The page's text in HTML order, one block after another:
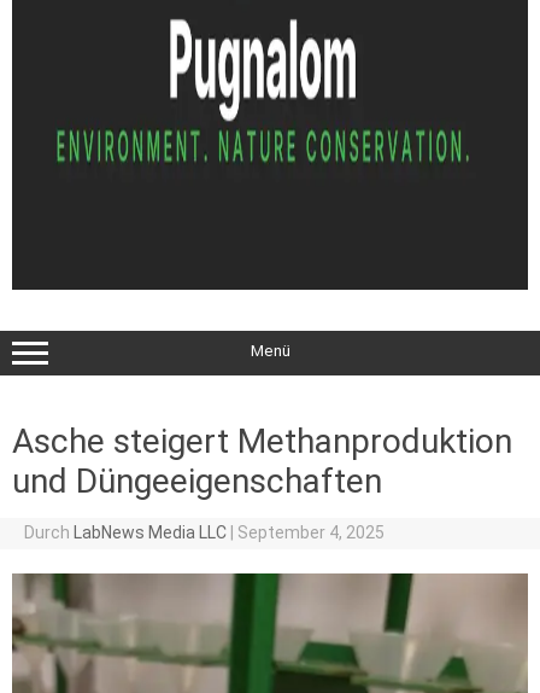
Menü
Asche steigert Methanproduktion
und Düngeeigenschaften
Durch LabNews Media LLC September 4, 2025